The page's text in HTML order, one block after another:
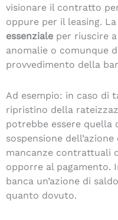
visionare il contratto
oppure per il leasing. La
essenziale per riuscire
anomalie o comunque
provvedimento della
Ad esempio: in caso di
ripristino della
potrebbe essere quella
sospensione
mancanze contrattuali
opporre al pagamento.
banca un’azione di
quanto dovuto.